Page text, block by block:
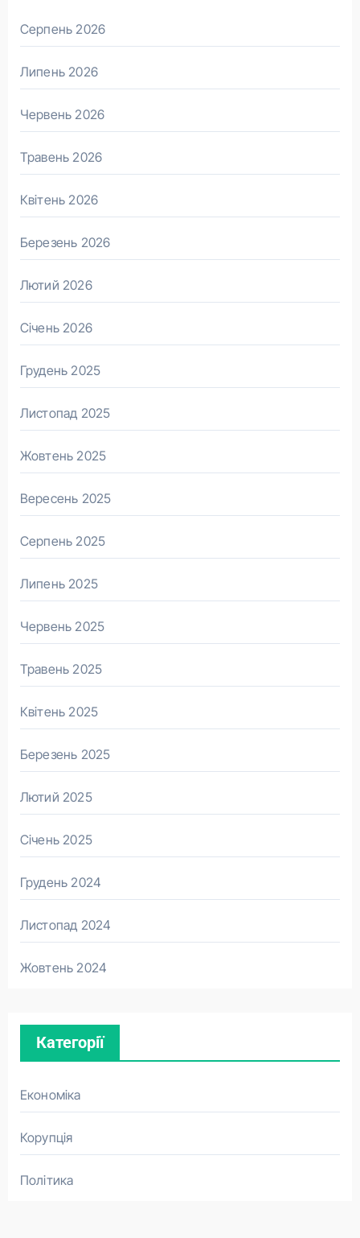
Серпень 2026
Липень 2026
Червень 2026
Травень 2026
Квітень 2026
Березень 2026
Лютий 2026
Січень 2026
Грудень 2025
Листопад 2025
Жовтень 2025
Вересень 2025
Серпень 2025
Липень 2025
Червень 2025
Травень 2025
Квітень 2025
Березень 2025
Лютий 2025
Січень 2025
Грудень 2024
Листопад 2024
Жовтень 2024
Категорії
Економіка
Корупція
Політика